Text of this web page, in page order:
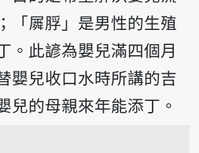
「𡳞脬」是男性的生殖
。此諺為嬰兒滿四個月
嬰兒收口水時所講的吉
兒的母親來年能添丁。